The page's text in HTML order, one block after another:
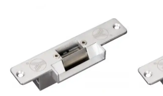
NHẬN BÁO GIÁ